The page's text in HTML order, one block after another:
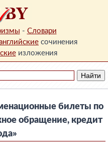
- Словари
сочинения
изложения
билеты по
обращение, кредит